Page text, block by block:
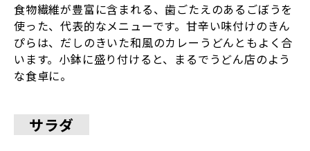
食物繊維が豊富に含まれる、歯ごたえのあるごぼうを
使った、代表的なメニューです。甘辛い味付けのきん
ぴらは、だしのきいた和風のカレーうどんともよく合
います。小鉢に盛り付けると、まるでうどん店のよう
な食卓に。
サラダ